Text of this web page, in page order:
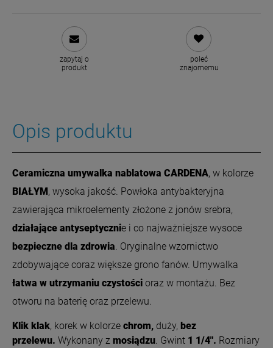
zapytaj o
produkt
poleć
znajomemu
Opis produktu
Ceramiczna umywalka nablatowa CARDENA, w kolorze
BIAŁYM, wysoka jakość. Powłoka antybakteryjna
zawierająca mikroelementy złożone z jonów srebra,
działające antyseptycznie i co najważniejsze wysoce
bezpieczne dla zdrowia . Oryginalne wzornictwo
zdobywające coraz większe grono fanów. Umywalka
łatwa w utrzymaniu czystości oraz w montażu. Bez
otworu na baterię oraz przelewu.
Klik klak, korek w kolorze chrom, duży, bez
przelewu. Wykonany z mosiądzu . Gwint 1 1/4". Rozmiary